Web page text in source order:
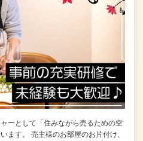
ーとして「住みながら売るための空
ます。 売主様のお部屋のお片付け、